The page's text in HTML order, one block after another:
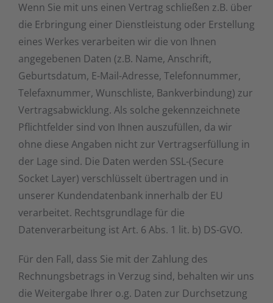
Wenn Sie mit uns einen Vertrag schließen z.B. über
die Erbringung einer Dienstleistung oder Erstellung
eines Werkes verarbeiten wir die von Ihnen
angegebenen Daten (z.B. Name, Anschrift,
Geburtsdatum, E-Mail-Adresse, Telefonnummer,
Telefaxnummer, Wunschliste, Bankverbindung) zur
Vertragsabwicklung. Als solche gekennzeichnete
Pflichtfelder sind von Ihnen auszufüllen, da wir
ohne diese Angaben nicht zur Vertragserfüllung in
der Lage sind. Die Daten werden SSL-(Secure
Socket Layer) verschlüsselt übertragen und in
unserer Kundendatenbank innerhalb der EU
verarbeitet. Rechtsgrundlage für die
Datenverarbeitung ist Art. 6 Abs. 1 lit. b) DS-GVO.
Für den Fall, dass Sie mit der Zahlung des
Rechnungsbetrags in Verzug sind, behalten wir uns
die Weitergabe Ihrer o.g. Daten zur Durchsetzung